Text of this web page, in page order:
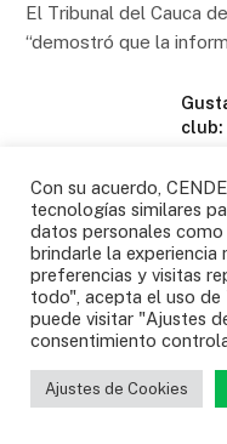
El Tribunal del Cauca
“demostró que la
club:
04/
de
31/
Con su acuerdo,
tecnologías similares
datos personales como
brindarle la experiencia
preferencias y visitas
todo", acepta el uso de
puede visitar "Ajustes
consentimiento
Ajustes de Cookies